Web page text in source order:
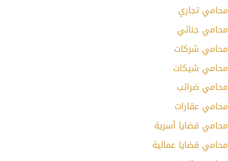
محامي تجاري
محامي جنائي
محامي شركات
محامي شيكات
محامي ضرائب
محامي عقارات
محامي قضايا أسرية
محامي قضايا عمالية